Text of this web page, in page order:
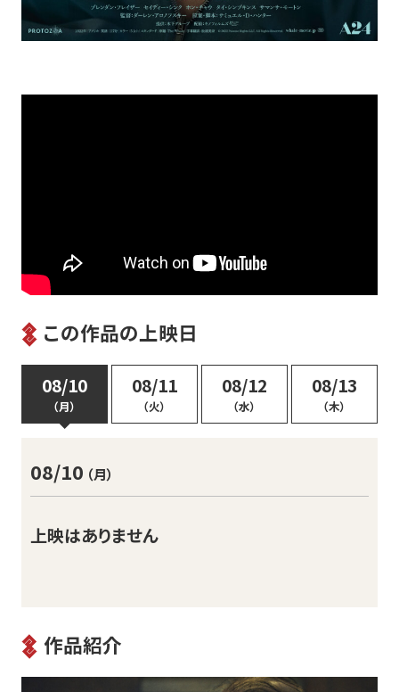
この作品の上映日
08/10
（月）
08/11
（火）
08/12
（水）
08/13
（木）
08/10 （月）
上映はありません
作品紹介